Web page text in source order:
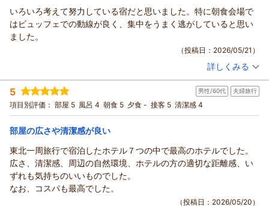
（返信日：2026/05/31）
この度はホテル・フロラシオン那須にご宿泊いただき誠にあり
がとうございます。
またご感想をお寄せいただき重ねて御礼申し上げます。
過日は温泉大浴場やお食事にご満足いただいたご様子で何より
ホテル・フロラシオン那須は広大な牧場の敷地の奥に位置して
おりまして、
渓流の散策路とともに、豊かな自然の環境をおたのしみいただ
けます。
今後もお客様より頂戴するお言葉を大切にお預かりし、スタッ
向上に努めて参ります。
またのご来館を心よりお待ち申し上げております。
いろいろ考えて努力している宿だと思いました。特に朝食会場で
はビュッフェでの動線が良く、集中をうまく逃がしていると思い
ました。
（投稿日：2026/05/21）
投稿者： ゆうさん(男性/60代)
宿泊プラン： ルームサービス【選べるメニュー】 お部屋でゆったりご夕食～
ボトルワイン特典付（夕朝食付）＝
ツイン 朝・夕
宿泊価格帯： 12,001～13,000円(大人一人あたり/税込)
この度はホテル・フロラシオン那須に初めてご来館いただき誠
にありがとうございます。
またご感想をお寄せいただき重ねて御礼申し上げます。
過日は快適にお過ごしいただいたご様子で何よりでございま
詳しくみる
5 男性/60代 夫婦旅行
項目別評価： 部屋 5 風呂 4 朝食 5 夕食 - 接客 5 清潔感 4
部屋の広さや清潔感が良い
東北一周旅行で宿泊したホテル７つの中で最高のホテルでした。
広さ、清潔感、周辺の自然環境、ホテルの方の適切な距離感、い
ずれも気持ちのいいものでした。
なお、コスパも最高でした。
（投稿日：2026/05/20）